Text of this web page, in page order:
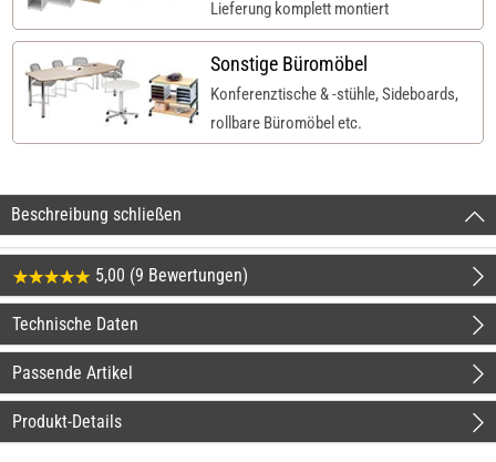
Lieferung komplett montiert
Sonstige Büromöbel
Konferenztische & -stühle, Sideboards,
rollbare Büromöbel etc.
Beschreibung schließen
5,00 (9 Bewertungen)
Technische Daten
Passende Artikel
Produkt-Details